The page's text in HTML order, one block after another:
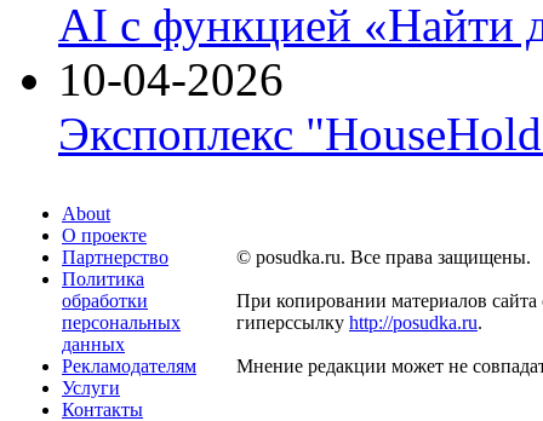
AI с функцией «Найти
10-04-2026
Экспоплекс
About
О проекте
Партнерство
Политика
обработки
персональных
данных
Рекламодателям
Услуги
Контакты
© posudka.ru. Все права защищены.
При копировании материалов сайта
гиперссылку http://posudka.ru.
Мнение редакции может не